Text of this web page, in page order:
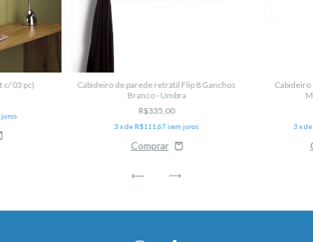
c/ 03 pc)
Cabideiro de parede retrátil Flip 8 Ganchos
Branco - Umbra
R$335,00
3 x deR$111,67 sem juros
Cabideiro
3 x